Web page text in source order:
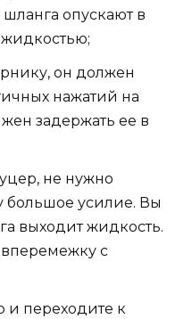
опускают в
он должен
нажатий на
задержать ее в
не нужно
большое усилие. Вы
выходит жидкость.
с
и переходите к